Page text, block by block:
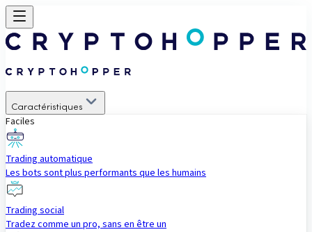
Caractéristiques
Faciles
Trading automatique
Les bots sont plus performants que les humains
Trading social
Tradez comme un pro, sans en être un